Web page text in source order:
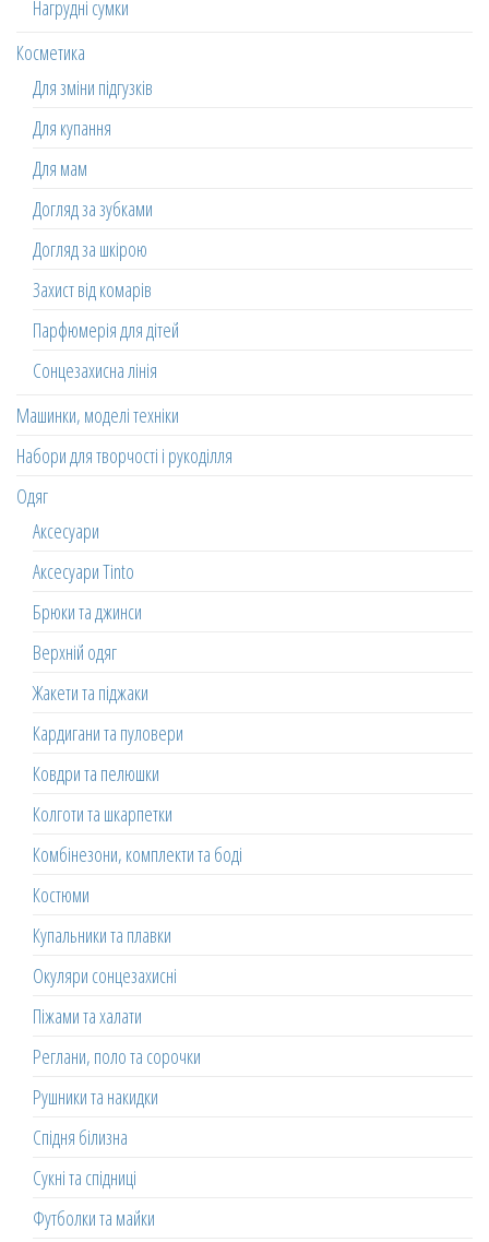
Нагрудні сумки
Косметика
Для зміни підгузків
Для купання
Для мам
Догляд за зубками
Догляд за шкірою
Захист від комарів
Парфюмерія для дітей
Сонцезахисна лінія
Машинки, моделі техніки
Набори для творчості і рукоділля
Одяг
Аксесуари
Аксесуари Tinto
Брюки та джинси
Верхній одяг
Жакети та піджаки
Кардигани та пуловери
Ковдри та пелюшки
Колготи та шкарпетки
Комбінезони, комплекти та боді
Костюми
Купальники та плавки
Окуляри сонцезахисні
Піжами та халати
Реглани, поло та сорочки
Рушники та накидки
Спідня білизна
Сукні та спідниці
Футболки та майки